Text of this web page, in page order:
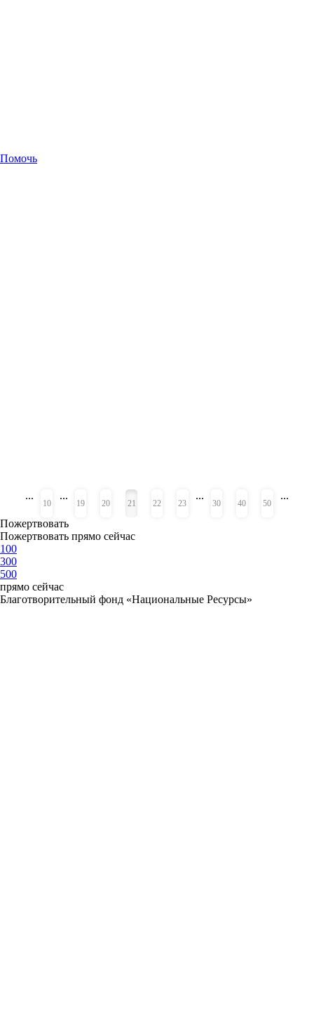
Помочь
...
10
...
19 20 21 22 23
...
30 40 50
...
Пожертвовать
Пожертвовать прямо сейчас
100
300
500
прямо сейчас
Благотворительный фонд «Национальные Ресурсы»